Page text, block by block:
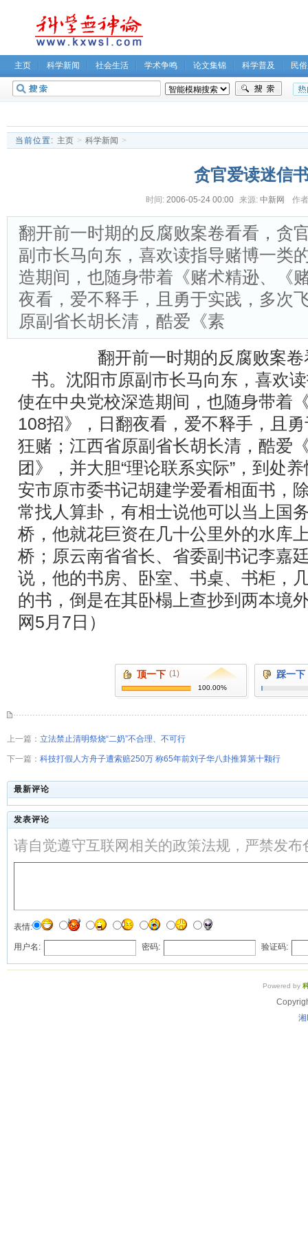
主页 科学新闻 社会生活 学术争鸣 论文集锦 科学普及 民
无神论坛
当前位置: 主页 > 科学新闻 >
贪官爱读迷信
时间: 2006-05-24 00:00 来源: 中新网 作
翻开前一时期的反腐败案卷看看，贪
副市长马向东，喜欢读指导赌博一类
造期间，也随身带着《赌术精逊、《
夜看，爱不释手，且勇于实践，多次
原副省长胡长清，酷爱《素
翻开前一时期的反腐败案卷
书。沈阳市原副市长马向东，喜欢
使在中央党校深造期间，也随身带着
108招》，日翻夜看，爱不释手，且
狂赌；江西省原副省长胡长清，酷爱
团》，并大胆“理论联系实际”，到处
安市原市委书记胡建学爱看相面书，
常找人算卦，有相士说他可以当上国
桥，他就花巨资在几十公里外的水库
桥；原云南省省长、省委副书记李嘉
说，他的书房、卧室、书桌、书柜，
的书，倒是在其卧榻上查抄到两本境
网5月7日）
顶一下 (1)
100.00%
踩一下
上一篇： 立法禁止清明祭烧“二奶”不合理、不可行
下一篇： 科技打假人方舟子遭索赔250万 称65年前刘子华八卦推算第十颗行
最新评论
发表评论
请自觉遵守互联网相关的政策法规，严禁发
表情:
用户名: 密码: 验证码:
Powered by